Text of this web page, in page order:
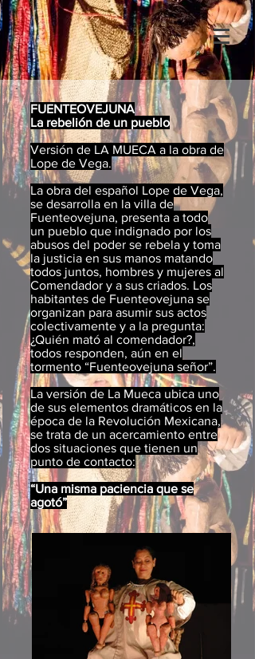
FUENTEOVEJUNA
La rebelión de un pueblo
Versión de LA MUECA a la obra de
Lope de Vega.
La obra del español Lope de Vega,
se desarrolla en la villa de
Fuenteovejuna, presenta a todo
un pueblo que indignado por los
abusos del poder se rebela y toma
la justicia en sus manos matando
todos juntos, hombres y mujeres al
Comendador y a sus criados. Los
habitantes de Fuenteovejuna se
organizan para asumir sus actos
colectivamente y a la pregunta:
¿Quién mató al comendador?,
todos responden, aún en el
tormento “Fuenteovejuna señor”.
La versión de La Mueca ubica uno
de sus elementos dramáticos en la
época de la Revolución Mexicana,
se trata de un acercamiento entre
dos situaciones que tienen un
punto de contacto:
“Una misma paciencia que se
agotó”